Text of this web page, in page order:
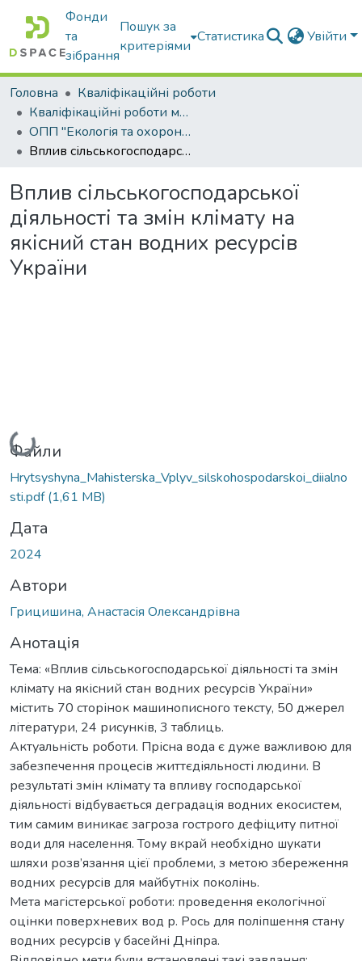
Фонди
та
зібрання
Пошук за
критеріями
Статистика Увійти
Головна
Кваліфікаційні роботи
Кваліфікаційні роботи магістрів
ОПП "Екологія та охорона навколишнього середовища"
Вплив сільськогосподарської діяльності та змін клімату на якісний стан водних ресурсів України
Вплив сільськогосподарської
діяльності та змін клімату на
якісний стан водних ресурсів
України
Вантажиться...
Файли
Hrytsyshyna_Mahisterska_Vplyv_silskohospodarskoi_diialno
sti.pdf(1,61 MB)
Дата
2024
Автори
Грицишина, Анастасія Олександрівна
Анотація
Тема: «Вплив сільськогосподарської діяльності та змін
клімату на якісний стан водних ресурсів України»
містить 70 сторінок машинописного тексту, 50 джерел
літератури, 24 рисунків, 3 таблиць.
Актуальність роботи. Прісна вода є дуже важливою для
забезпечення процесів життєдіяльності людини. В
результаті змін клімату та впливу господарської
діяльності відбувається деградація водних екосистем,
тим самим виникає загроза гострого дефіциту питної
води для населення. Тому вкрай необхідно шукати
шляхи розв’язання цієї проблеми, з метою збереження
водних ресурсів для майбутніх поколінь.
Мета магістерської роботи: проведення екологічної
оцінки поверхневих вод р. Рось для поліпшення стану
водних ресурсів у басейні Дніпра.